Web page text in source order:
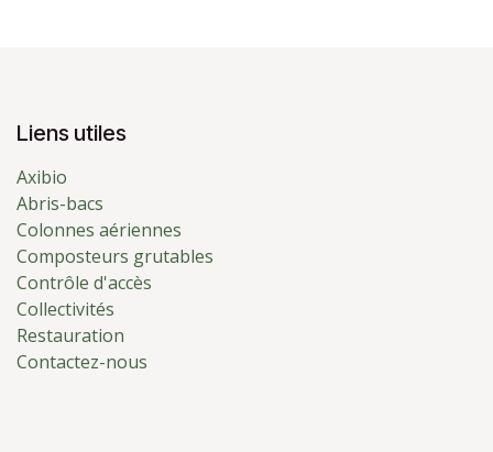
Liens utiles
Axibio
Abris-bacs
Colonnes aériennes
Composteurs grutables
Contrôle d'accès
Collectivités
Restauration
Contactez-nous